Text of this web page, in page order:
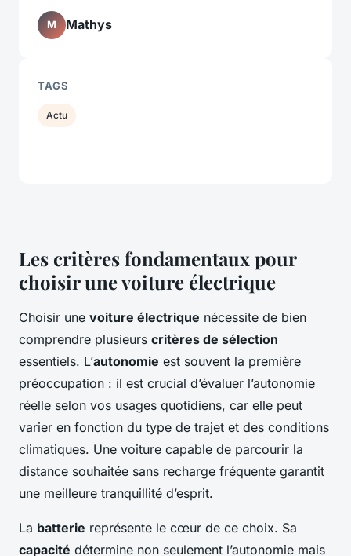
Les critères fondamentaux pour
choisir une voiture électrique
Choisir une voiture électrique nécessite de bien
comprendre plusieurs critères de sélection
essentiels. L’autonomie est souvent la première
préoccupation : il est crucial d’évaluer l’autonomie
réelle selon vos usages quotidiens, car elle peut
varier en fonction du type de trajet et des conditions
climatiques. Une voiture capable de parcourir la
distance souhaitée sans recharge fréquente garantit
une meilleure tranquillité d’esprit.
La batterie représente le cœur de ce choix. Sa
capacité détermine non seulement l’autonomie mais
M Mathys
TAGS
Actu